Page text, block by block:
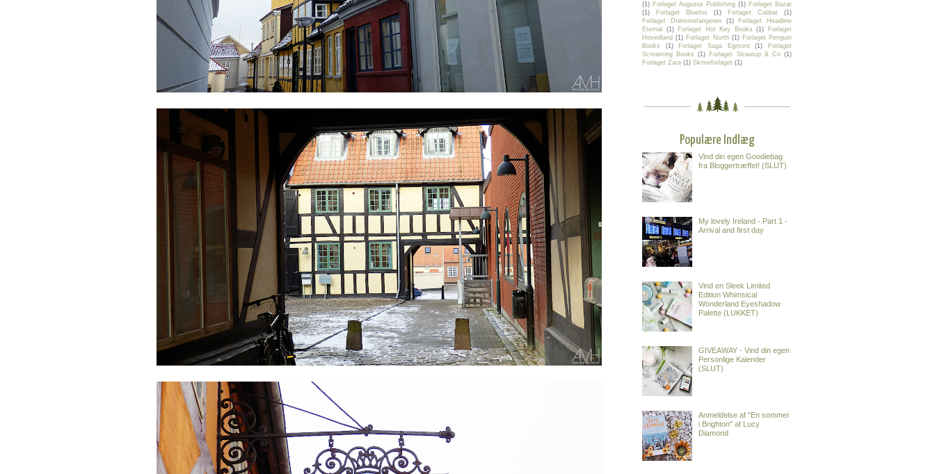
(1) Forlaget Augusta Publishing (1) Forlaget Bazar
(1)
Forlaget Bluefox (1) Forlaget Calibat
(1)
Forlaget Drømmefangeren
(1)
Forlaget Headline
Eternal
(1) Forlaget Hot Key Books (1)
Forlaget
Hovedland (1) Forlaget North (1) Forlaget Penguin
Books
(1) Forlaget Saga Egmont (1)
Forlaget
Screaming Books
(1) Forlaget Straarup & Co (1)
Forlaget Zara (1) Skriveforlaget (1)
Populære Indlæg
Vind din egen Goodiebag
fra Bloggertræffet! (SLUT)
My lovely Ireland - Part 1 -
Arrival and first day
Vind en Sleek Limited
Edition Whimsical
Wonderland Eyeshadow
Palette (LUKKET)
GIVEAWAY - Vind din egen
Personlige Kalender
(SLUT)
Anmeldelse af "En sommer
i Brighton" af Lucy
Diamond